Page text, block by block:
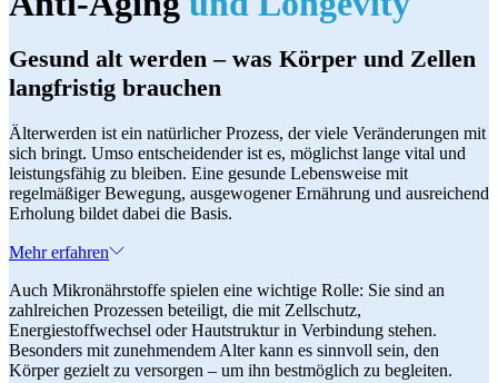
Gesund alt werden – was Körper und Zellen
langfristig brauchen
Älterwerden ist ein natürlicher Prozess, der viele Veränderungen mit
sich bringt. Umso entscheidender ist es, möglichst lange vital und
leistungsfähig zu bleiben. Eine gesunde Lebensweise mit
regelmäßiger Bewegung, ausgewogener Ernährung und ausreichend
Erholung bildet dabei die Basis.
Mehr erfahren
Auch Mikronährstoffe spielen eine wichtige Rolle: Sie sind an
zahlreichen Prozessen beteiligt, die mit Zellschutz,
Energiestoffwechsel oder Hautstruktur in Verbindung stehen.
Besonders mit zunehmendem Alter kann es sinnvoll sein, den
Körper gezielt zu versorgen – um ihn bestmöglich zu begleiten.